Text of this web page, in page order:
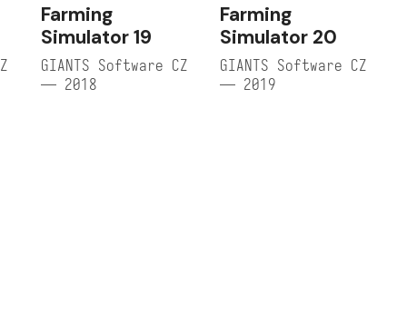
Farming
Simulator 19
GIANTS Software CZ
— 2018
Farming
Simulator 20
GIANTS Software CZ
— 2019